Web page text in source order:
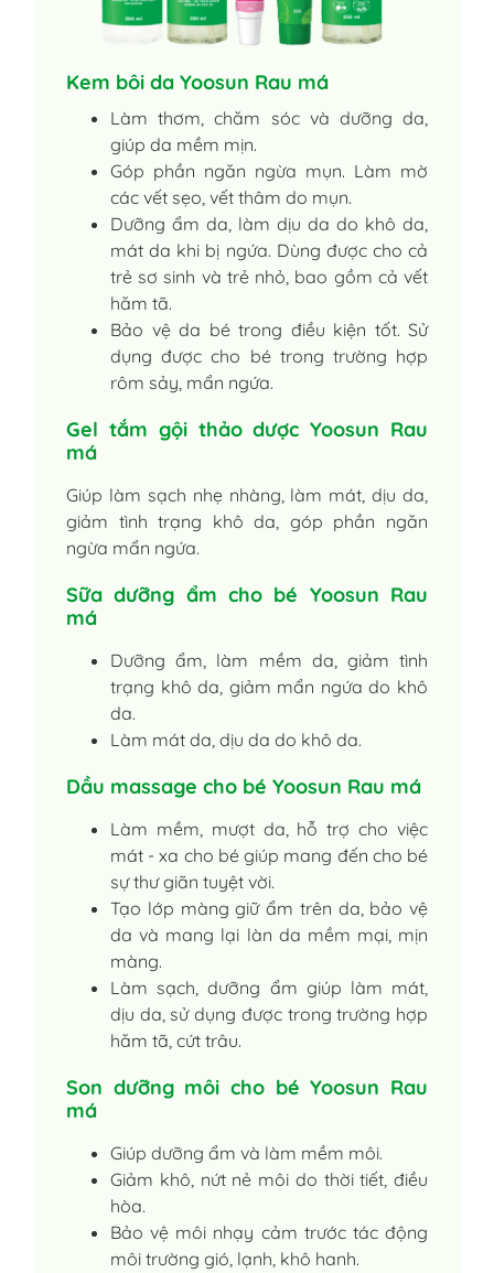
Kem bôi da Yoosun Rau má
Làm thơm, chăm sóc và dưỡng da,
giúp da mềm mịn.
Góp phần ngăn ngừa mụn. Làm mờ
các vết sẹo, vết thâm do mụn.
Dưỡng ẩm da, làm dịu da do khô da,
mát da khi bị ngứa. Dùng được cho cả
trẻ sơ sinh và trẻ nhỏ, bao gồm cả vết
hăm tã.
Bảo vệ da bé trong điều kiện tốt. Sử
dụng được cho bé trong trường hợp
rôm sảy, mẩn ngứa.
Gel tắm gội thảo dược Yoosun Rau
má
Giúp làm sạch nhẹ nhàng, làm mát, dịu da,
giảm tình trạng khô da, góp phần ngăn
ngừa mẩn ngứa.
Sữa dưỡng ẩm cho bé Yoosun Rau
má
Dưỡng ẩm, làm mềm da, giảm tình
trạng khô da, giảm mẩn ngứa do khô
da.
Làm mát da, dịu da do khô da.
Dầu massage cho bé Yoosun Rau má
Làm mềm, mượt da, hỗ trợ cho việc
mát - xa cho bé giúp mang đến cho bé
sự thư giãn tuyệt vời.
Tạo lớp màng giữ ẩm trên da, bảo vệ
da và mang lại làn da mềm mại, mịn
màng.
Làm sạch, dưỡng ẩm giúp làm mát,
dịu da, sử dụng được trong trường hợp
hăm tã, cứt trâu.
Son dưỡng môi cho bé Yoosun Rau
má
Giúp dưỡng ẩm và làm mềm môi.
Giảm khô, nứt nẻ môi do thời tiết, điều
hòa.
Bảo vệ môi nhạy cảm trước tác động
môi trường gió, lạnh, khô hanh.